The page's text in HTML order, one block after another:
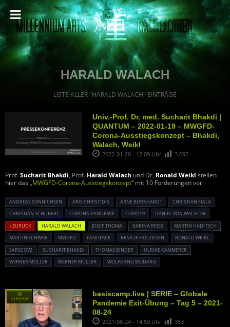
HARALD WALACH
LISTE ALLER "HARALD WALACH" EINTRÄGE
Univ.-Prof. Dr. med. Sucharit Bhakdi |
QUANTUM – 2022-01-19 – MWGFD-
Corona-Ausstiegskonzept – Bhakdi,
Walach, Weikl
2022-01-20 - 12:09 Uhr 3.092
Prof.Sucharit Bhakdi, Prof. Harald Walach und Dr. Ronald Weikl stellen
hier das „MWGFD-Corona-Ausstiegskonzept“ mit 10 Forderungen vor
ANDREAS SÖNNICHSEN ARIS CHRISTIDIS ARNE BURKHARDT
CHRISTIAN FIALA
CHRISTIAN SCHUBERT
CORONA-PANDEMIE COVID19
DANIEL VON WACHTER
« ZURÜCK
HARALD WALACH JOSEF THOMA KARINA REISS
MARTIN HADITSCH
MARTIN SCHWAB
MWGFD PANDEMIE RENATE HOLZEISEN
RONALD WEIKL
SARSCOV2
SUCHARIT BHAKDI THOMAS BINDER
ULRIKE KÄMMERER
WERNER MÖLLER
WERNER MÜLLER WOLFGANG WODARG
basiscamp.live | SERIE – Globale
Pandemie Exit-Übung – Tag 5 – 2021-
08-24
2021-08-24 - 14:59 Uhr 353
種
STREAM